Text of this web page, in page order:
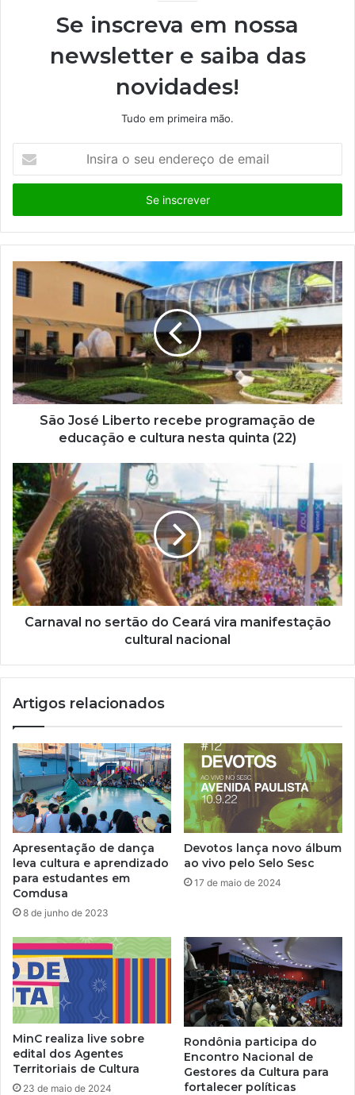
Se inscreva em nossa
newsletter e saiba das
novidades!
Tudo em primeira mão.
s
r
a
s
e
u
e
n
d
r
e
e
e
m
a
i
l
São José Liberto recebe programação de
educação e cultura nesta quinta (22)
Carnaval no sertão do Ceará vira manifestação
cultural nacional
Artigos relacionados
Apresentação de dança
leva cultura e aprendizado
para estudantes em
Comdusa
8 de junho de 2023
Devotos lança novo álbum
ao vivo pelo Selo Sesc
17 de maio de 2024
MinC realiza live sobre
edital dos Agentes
Territoriais de Cultura
23 de maio de 2024
Rondônia participa do
Encontro Nacional de
Gestores da Cultura para
fortalecer políticas